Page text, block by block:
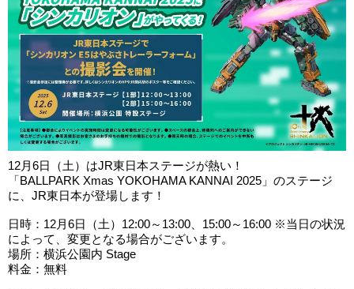
12月6日（土）はJR東日本ステージが熱い！
「BALLPARK Xmas YOKOHAMA KANNAI 2025」のステージ
に、JR東日本が登場します！
日時：12月6日（土）12:00～13:00、15:00～16:00 ※当日の状況
によって、変更となる場合がございます。
場所：横浜公園内 Stage
料金：無料